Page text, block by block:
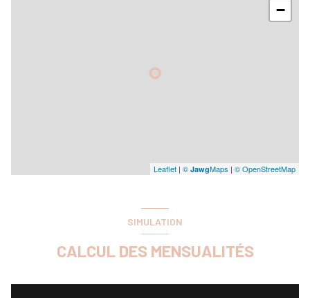
−
Leaflet | © JawgMaps | © OpenStreetMap
SIMULATION
CALCUL DES MENSUALITÉS